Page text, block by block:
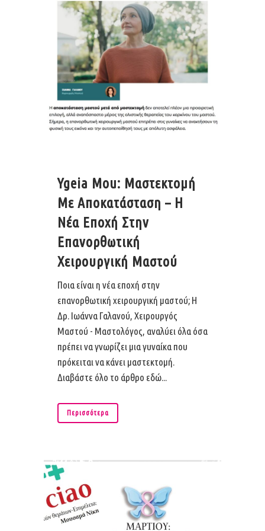
Ygeia Mou: Μαστεκτομή
Με Αποκατάσταση – Η
Νέα Εποχή Στην
Επανορθωτική
Χειρουργική Μαστού
Ποια είναι η νέα εποχή στην
επανορθωτική χειρουργική μαστού; Η
Δρ. Ιωάννα Γαλανού, Χειρουργός
Μαστού - Μαστολόγος, αναλύει όλα όσα
πρέπει να γνωρίζει μια γυναίκα που
πρόκειται να κάνει μαστεκτομή.
Διαβάστε όλο το άρθρο εδώ...
Περισσότερα